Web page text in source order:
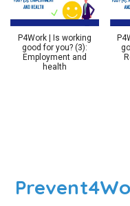
P4Work | Is working
good for you? (3):
Employment and
health